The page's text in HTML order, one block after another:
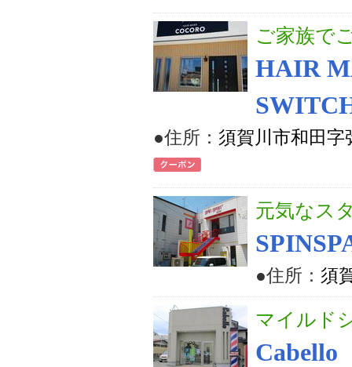
ご家族で
HAIR
●住所： 須賀川市和田字
元気なス
●住所： 須
マイルド
Cabello